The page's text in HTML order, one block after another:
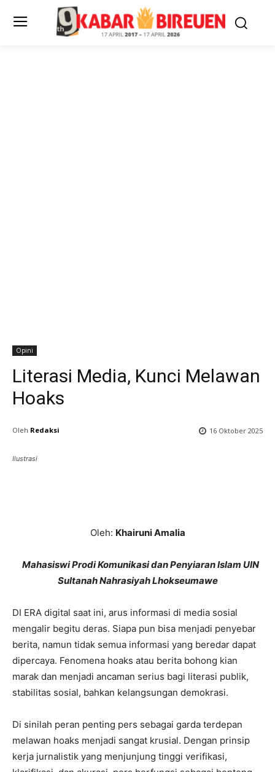
Opini
Literasi Media, Kunci Melawan
Hoaks
Oleh Redaksi 16 Oktober 2025
Ilustrasi
Oleh: Khairuni Amalia
Mahasiswi Prodi Komunikasi dan Penyiaran Islam UIN
Sultanah Nahrasiyah Lhokseumawe
DI ERA digital saat ini, arus informasi di media sosial
mengalir begitu deras. Siapa pun bisa menjadi penyebar
berita, namun tidak semua informasi yang beredar dapat
dipercaya. Fenomena hoaks atau berita bohong kian
marak dan menjadi ancaman serius bagi literasi publik,
stabilitas sosial, bahkan kelangsungan demokrasi.
Di sinilah peran penting pers sebagai garda terdepan
melawan hoaks menjadi sangat krusial. Dengan prinsip
kerja jurnalistik yang menjunjung tinggi verifikasi,